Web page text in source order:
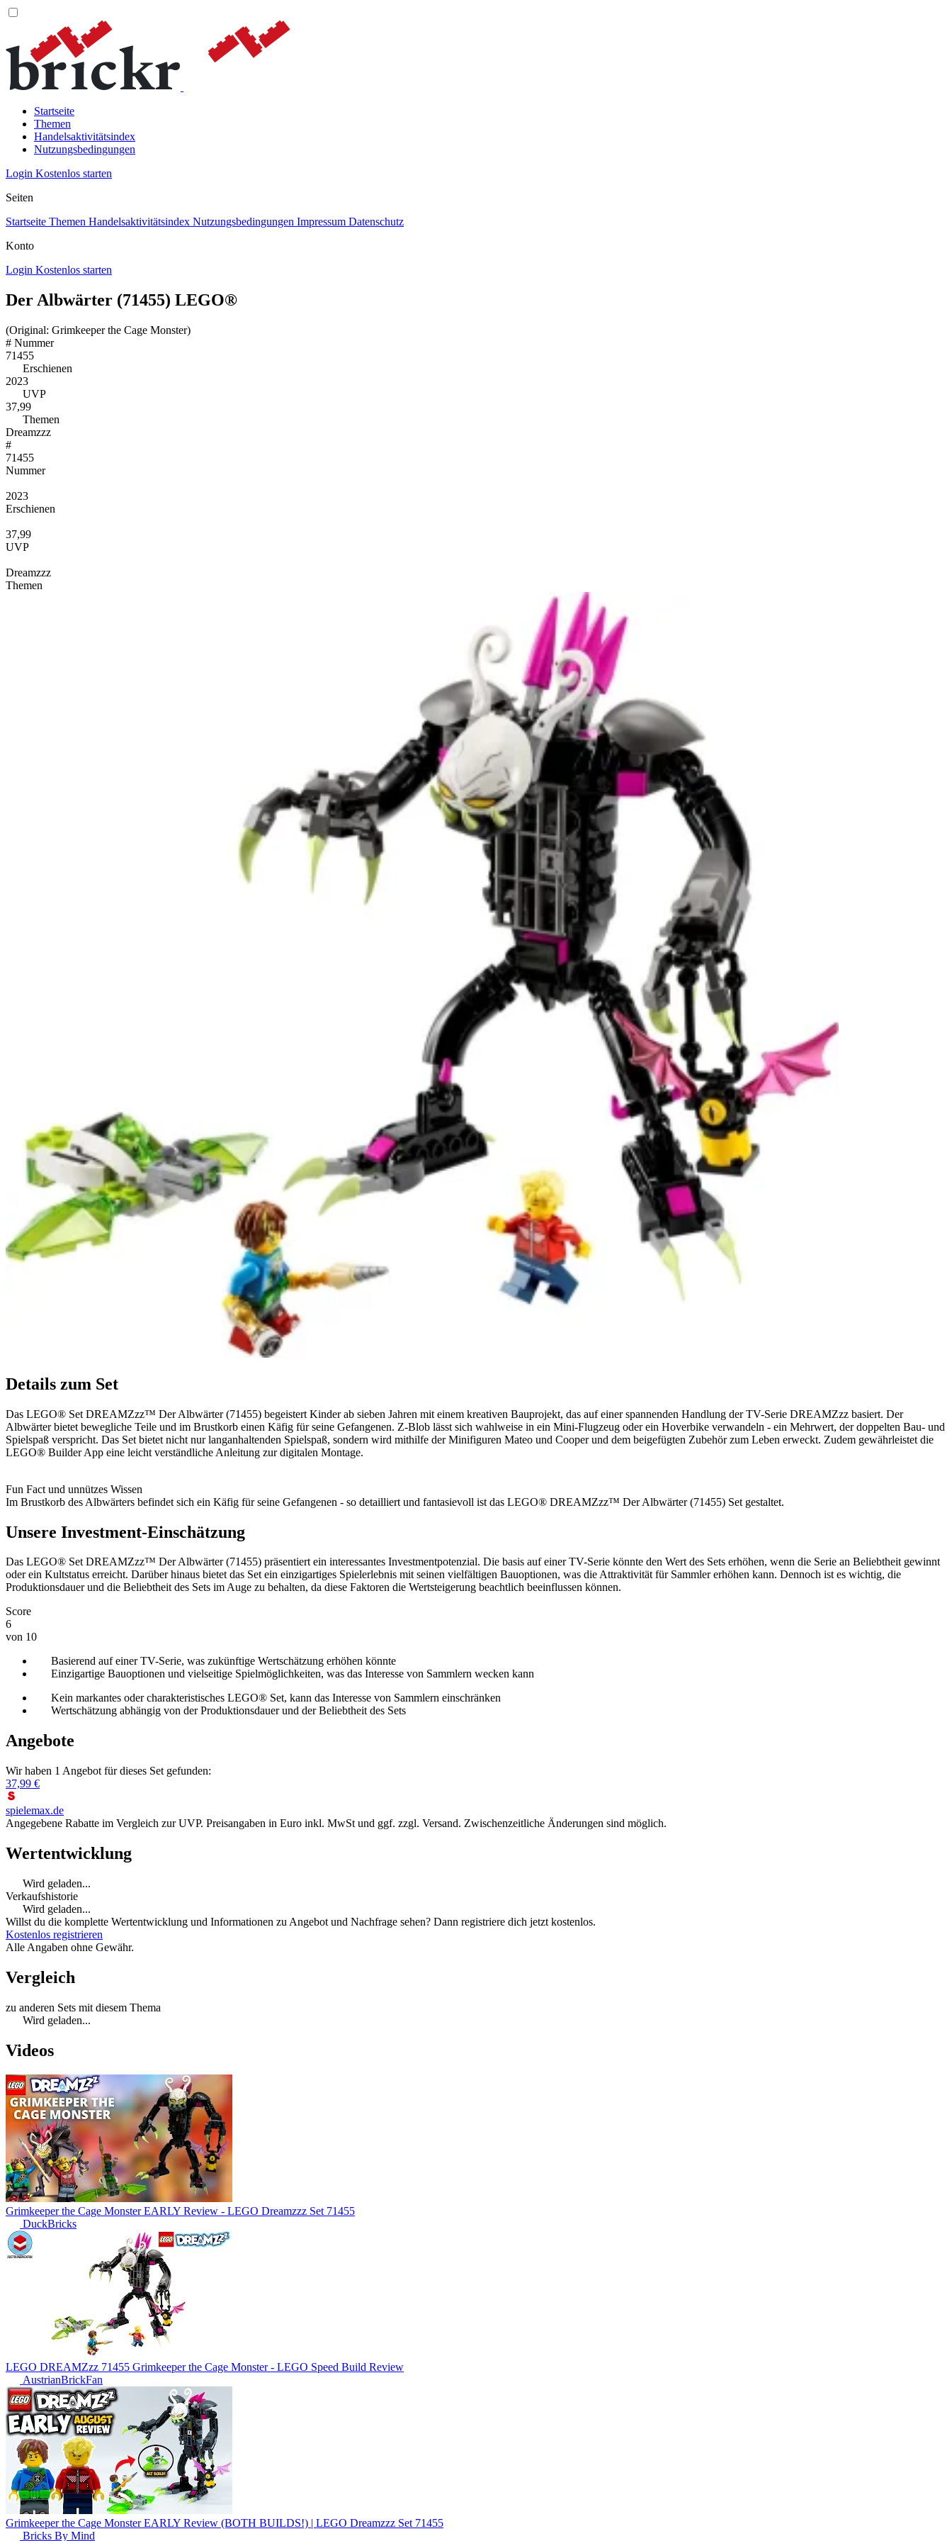
Startseite
Themen
Handelsaktivitätsindex
Nutzungsbedingungen
Login Kostenlos starten
Seiten
Startseite Themen Handelsaktivitätsindex Nutzungsbedingungen Impressum Datenschutz
Konto
Login Kostenlos starten
Der Albwärter (71455) LEGO®
(Original: Grimkeeper the Cage Monster)
# Nummer
71455
Erschienen
2023
UVP
37,99
Themen
Dreamzzz
#
71455
Nummer
2023
Erschienen
37,99
UVP
Dreamzzz
Themen
Details zum Set
Das LEGO® Set DREAMZzz™ Der Albwärter (71455) begeistert Kinder ab sieben Jahren mit einem kreativen Bauprojekt, das auf einer spannenden Handlung der TV-Serie DREAMZzz basiert. Der
Albwärter bietet bewegliche Teile und im Brustkorb einen Käfig für seine Gefangenen. Z-Blob lässt sich wahlweise in ein Mini-Flugzeug oder ein Hoverbike verwandeln - ein Mehrwert, der doppelten Bau- und
Spielspaß verspricht. Das Set bietet nicht nur langanhaltenden Spielspaß, sondern wird mithilfe der Minifiguren Mateo und Cooper und dem beigefügten Zubehör zum Leben erweckt. Zudem gewährleistet die
LEGO® Builder App eine leicht verständliche Anleitung zur digitalen Montage.
Fun Fact und unnützes Wissen
Im Brustkorb des Albwärters befindet sich ein Käfig für seine Gefangenen - so detailliert und fantasievoll ist das LEGO® DREAMZzz™ Der Albwärter (71455) Set gestaltet.
Unsere Investment-Einschätzung
Das LEGO® Set DREAMZzz™ Der Albwärter (71455) präsentiert ein interessantes Investmentpotenzial. Die basis auf einer TV-Serie könnte den Wert des Sets erhöhen, wenn die Serie an Beliebtheit gewinnt
oder ein Kultstatus erreicht. Darüber hinaus bietet das Set ein einzigartiges Spielerlebnis mit seinen vielfältigen Bauoptionen, was die Attraktivität für Sammler erhöhen kann. Dennoch ist es wichtig, die
Produktionsdauer und die Beliebtheit des Sets im Auge zu behalten, da diese Faktoren die Wertsteigerung beachtlich beeinflussen können.
Score
6
von 10
Basierend auf einer TV-Serie, was zukünftige Wertschätzung erhöhen könnte
Einzigartige Bauoptionen und vielseitige Spielmöglichkeiten, was das Interesse von Sammlern wecken kann
Kein markantes oder charakteristisches LEGO® Set, kann das Interesse von Sammlern einschränken
Wertschätzung abhängig von der Produktionsdauer und der Beliebtheit des Sets
Angebote
Wir haben 1 Angebot für dieses Set gefunden:
37,99 €
spielemax.de
Angegebene Rabatte im Vergleich zur UVP. Preisangaben in Euro inkl. MwSt und ggf. zzgl. Versand. Zwischenzeitliche Änderungen sind möglich.
Wertentwicklung
Wird geladen...
Verkaufshistorie
Wird geladen...
Willst du die komplette Wertentwicklung und Informationen zu Angebot und Nachfrage sehen? Dann registriere dich jetzt kostenlos.
Kostenlos registrieren
Alle Angaben ohne Gewähr.
Vergleich
zu anderen Sets mit diesem Thema
Wird geladen...
Videos
Grimkeeper the Cage Monster EARLY Review - LEGO Dreamzzz Set 71455
DuckBricks
LEGO DREAMZzz 71455 Grimkeeper the Cage Monster - LEGO Speed Build Review
AustrianBrickFan
Grimkeeper the Cage Monster EARLY Review (BOTH BUILDS!) | LEGO Dreamzzz Set 71455
Bricks By Mind